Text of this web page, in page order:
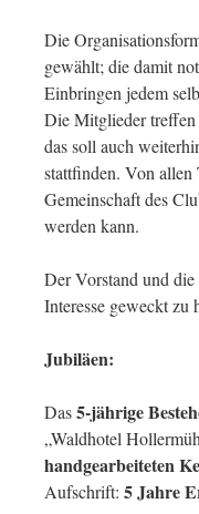
Die
gewählt; die damit
Einbringen jedem
Die Mitglieder treffen
das soll auch
stattfinden. Von allen
Gemeinschaft des
werden kann.
Der Vorstand und
Interesse geweckt zu
Jubiläen:
Das5-jährige
„Waldhotel
handgearbeiteten
Aufschrift: 5 Jahre